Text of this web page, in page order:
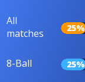
All
matches
25%
8-Ball 25%